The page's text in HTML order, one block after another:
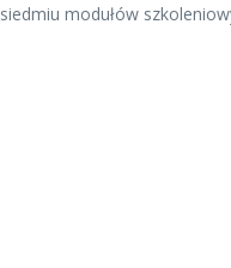
modułów